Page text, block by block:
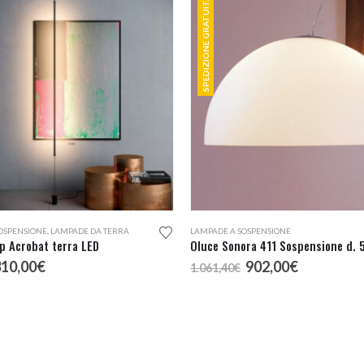
LAMPADE DA TERRA
Acrobat terra LED
prezzo
€Il
SPEDIZIONE GRATUITA
LAMPADE A SOSPENSIONE
Oluce Sonora 411 Sospensione d.
1.061,40€ Il
prezzo
902,00€Il